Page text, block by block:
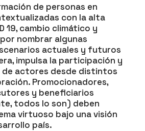
de personas en
con la alta
19, cambio climático y
nombrar algunas
actuales y futuros
impulsa la participación y
de actores desde distintos
Promocionadores,
y beneficiarios
todos lo son) deben
virtuoso bajo una visión
país.